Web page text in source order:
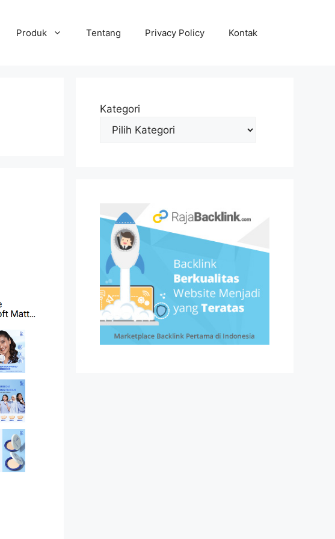
Produk Tentang Privacy Policy Kontak
Kategori